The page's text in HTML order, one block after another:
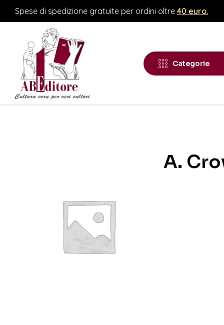
Spese di spedizione gratuite per ordini oltre 40 euro.
Categorie
A.